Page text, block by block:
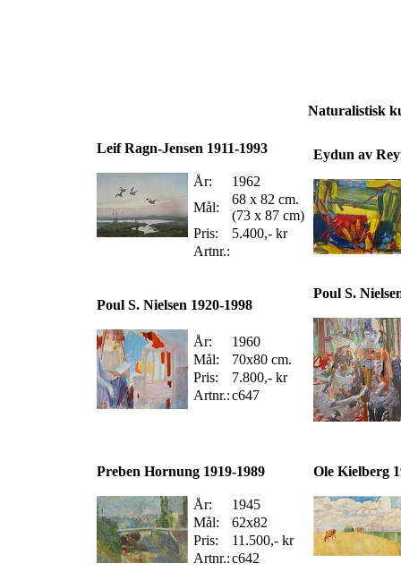
Naturalistisk
Leif Ragn-Jensen 1911-1993
År:
1962
Mål:
68 x 82 cm.
(73 x 87 cm)
Pris:
5.400,- kr
Artnr.:
Eydun av
Poul S. Nielsen 1920-1998
År:
1960
Mål:
70x80 cm.
Pris:
7.800,- kr
Artnr.:c647
Poul S.
Preben Hornung 1919-1989
År:
1945
Mål:
62x82
Pris:
11.500,- kr
Artnr.:c642
Ole Kielberg